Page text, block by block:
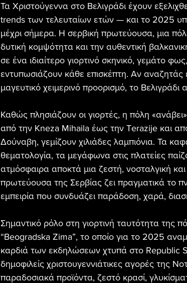
Τα Χριστούγεννα στο Βελιγράδι έχουν
trends των τελευταίων ετών — και το 2025
μέχρι σήμερα. Η σερβική πρωτεύουσα, μια
δυτική κομψότητα και την αυθεντική
σε ένα ιδιαίτερο γιορτινό σκηνικό, γεμάτο
εντυπωσιάζουν κάθε επισκέπτη. Αν αναζητάς
μαγευτικό χειμερινό προορισμό, το Βελιγράδι
Καθώς πλησιάζουν οι γιορτές, η πόλη
από την Kneza Mihaila έως την Terazije και
Δούναβη, γεμίζουν χιλιάδες λαμπιόνια. Τα
θεματολογία, τα μεγάφωνα στις πλατείες
ατμόσφαιρα αποκτά μια ζεστή, νοσταλγική
πρωτεύουσα της Σερβίας ζει πραγματικά το
εμπειρία που συνδυάζει παράδοση, χαρά,
Σημαντικό ρόλο στη γιορτινή ταυτότητα της
“Beogradska Zima”, το οποίο για το 2025
καρδιά των εκδηλώσεων χτυπά στο Republic
δημοφιλείς χριστουγεννιάτικες αγορές της
παραδοσιακά προϊόντα, ζεστό κρασί,